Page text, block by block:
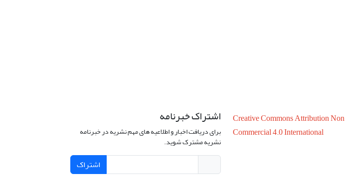
Creative Commons Attribution Non
Commercial 4.0 International
اشتراک خبرنامه
برای دریافت اخبار و اطلاعیه های مهم نشریه در خبرنامه
نشریه مشترک شوید.
اشتراک